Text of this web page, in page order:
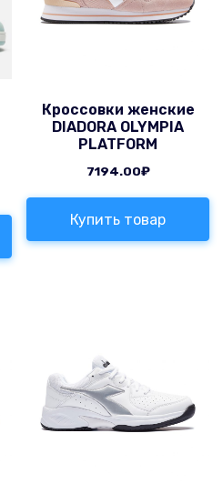
Кроссовки женские
DIADORA OLYMPIA
PLATFORM
7194.00₽
Купить товар